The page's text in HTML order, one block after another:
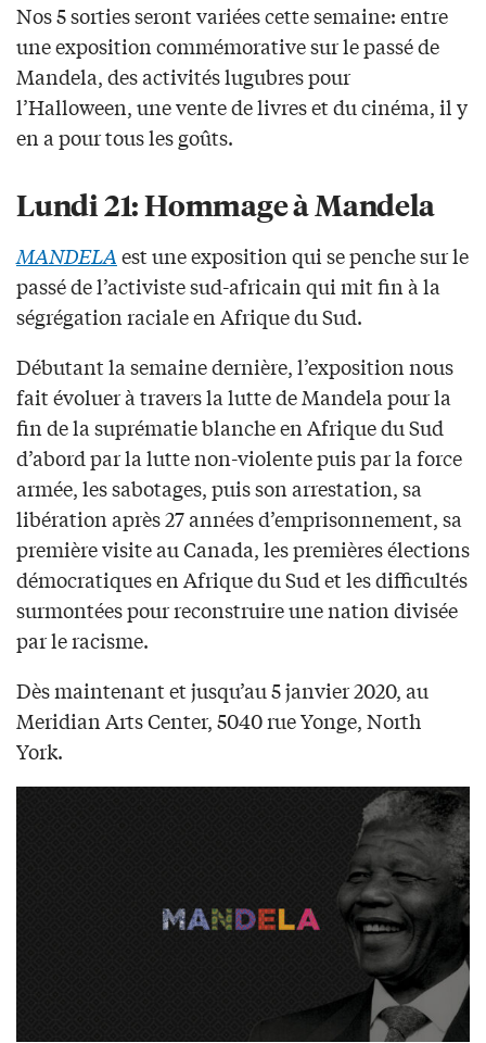
Nos 5 sorties seront variées cette semaine: entre
une exposition commémorative sur le passé de
Mandela, des activités lugubres pour
l’Halloween, une vente de livres et du cinéma, il y
en a pour tous les goûts.
Lundi 21: Hommage à Mandela
MANDELAest une exposition qui se penche sur le
passé de l’activiste sud-africain qui mit fin à la
ségrégation raciale en Afrique du Sud.
Débutant la semaine dernière, l’exposition nous
fait évoluer à travers la lutte de Mandela pour la
fin de la suprématie blanche en Afrique du Sud
d’abord par la lutte non-violente puis par la force
armée, les sabotages, puis son arrestation, sa
libération après 27 années d’emprisonnement, sa
première visite au Canada, les premières élections
démocratiques en Afrique du Sud et les difficultés
surmontées pour reconstruire une nation divisée
par le racisme.
Dès maintenant et jusqu’au 5 janvier 2020, au
Meridian Arts Center, 5040 rue Yonge, North
York.